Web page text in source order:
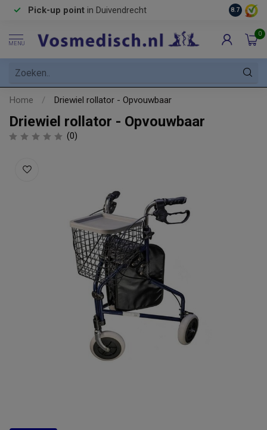
Pick-up point in Duivendrecht 8.7
MENU
0
Home / Driewiel rollator - Opvouwbaar
Driewiel rollator - Opvouwbaar
(0)